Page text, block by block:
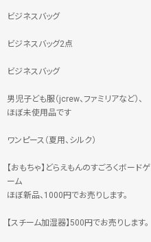
ビジネスバッグ
ビジネスバッグ2点
ビジネスバッグ
男児子ども服（jcrew、ファミリアなど）、
ほぼ未使用品です
ワンピース（夏用、シルク）
【おもちゃ】どらえもんのすごろくボードゲ
ーム
ほぼ新品、1000円でお売りします。
【スチーム加湿器】500円でお売りします。